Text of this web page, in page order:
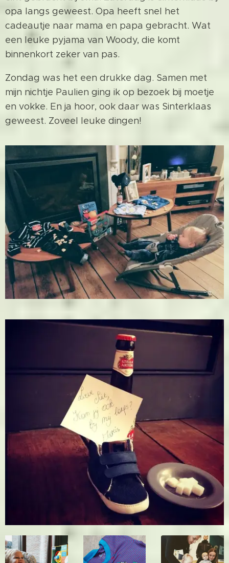
opa langs geweest. Opa heeft snel het
cadeautje naar mama en papa gebracht. Wat
een leuke pyjama van Woody, die komt
binnenkort zeker van pas.
Zondag was het een drukke dag. Samen met
mijn nichtje Paulien ging ik op bezoek bij moetje
en vokke. En ja hoor, ook daar was Sinterklaas
geweest. Zoveel leuke dingen!